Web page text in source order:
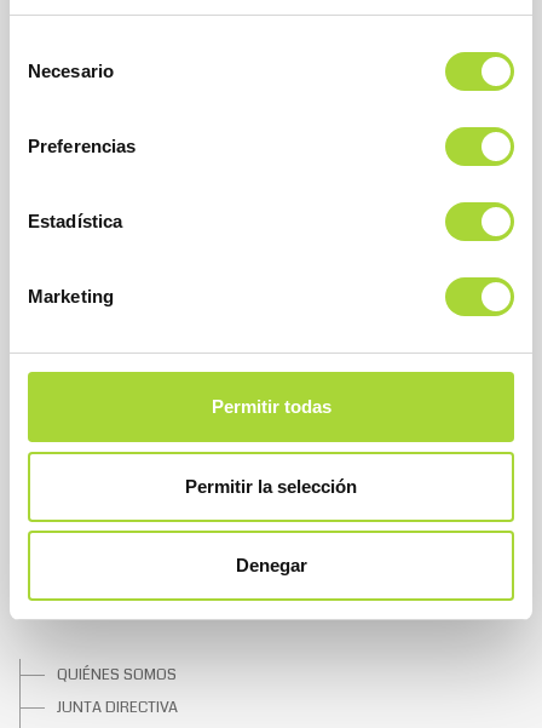
Necesario
Preferencias
Estadística
Marketing
Permitir todas
Permitir la selección
Denegar
BioSim
Calle Condesa de Venadito, 1
QUIÉNES SOMOS
JUNTA DIRECTIVA